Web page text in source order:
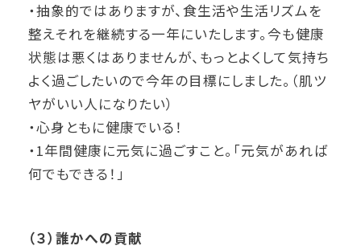
・抽象的ではありますが、食生活や生活リズムを
整えそれを継続する一年にいたします。今も健康
状態は悪くはありませんが、もっとよくして気持ち
よく過ごしたいので今年の目標にしました。（肌ツ
ヤがいい人になりたい）
・心身ともに健康でいる！
・1年間健康に元気に過ごすこと。「元気があれば
何でもできる！」
（３）誰かへの貢献